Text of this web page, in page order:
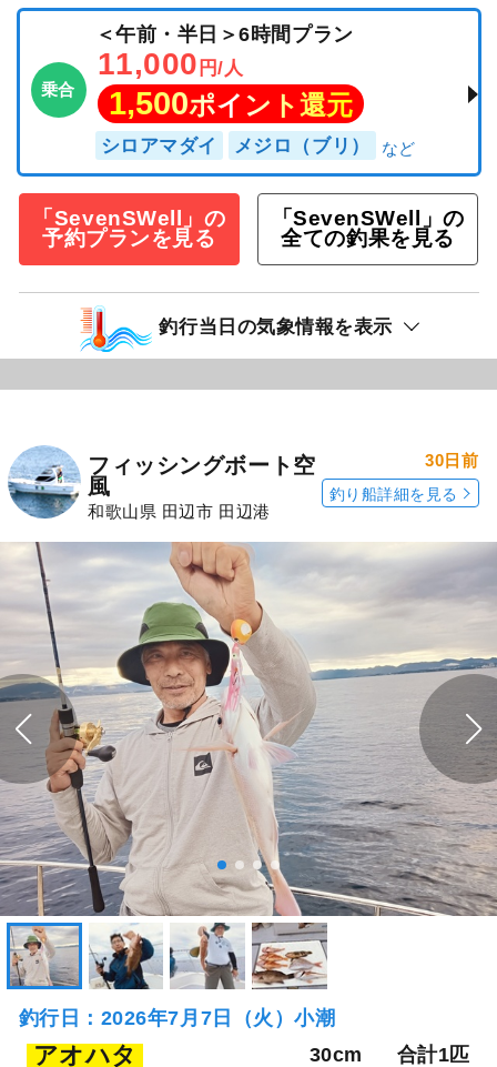
乗合
＜午前・半日＞6時間プラン
11,000 円/人
1,500ポイント還元
シロアマダイ メジロ（ブリ）
「SevenSWell」の
予約プランを見る
「SevenSWell」の
全ての釣果を見る
釣行当日の気象情報を表示
フィッシングボート空
風
和歌山県 田辺市 田辺港
30日前
釣り船詳細を見る
釣行日：2026年7月7日（火）小潮
アオハタ 30cm 合計1匹